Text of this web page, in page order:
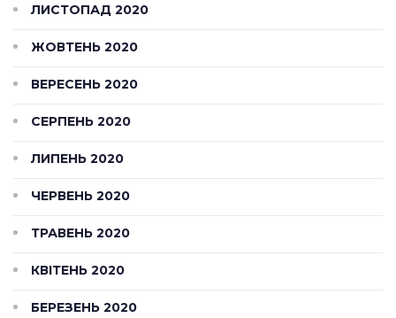
ЛИСТОПАД 2020
ЖОВТЕНЬ 2020
ВЕРЕСЕНЬ 2020
СЕРПЕНЬ 2020
ЛИПЕНЬ 2020
ЧЕРВЕНЬ 2020
ТРАВЕНЬ 2020
КВІТЕНЬ 2020
БЕРЕЗЕНЬ 2020